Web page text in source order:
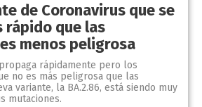
de Coronavirus que se
rápido que las
menos peligrosa
rápidamente pero los
no es más peligrosa que las
variante, la BA.2.86, está siendo muy
mutaciones.